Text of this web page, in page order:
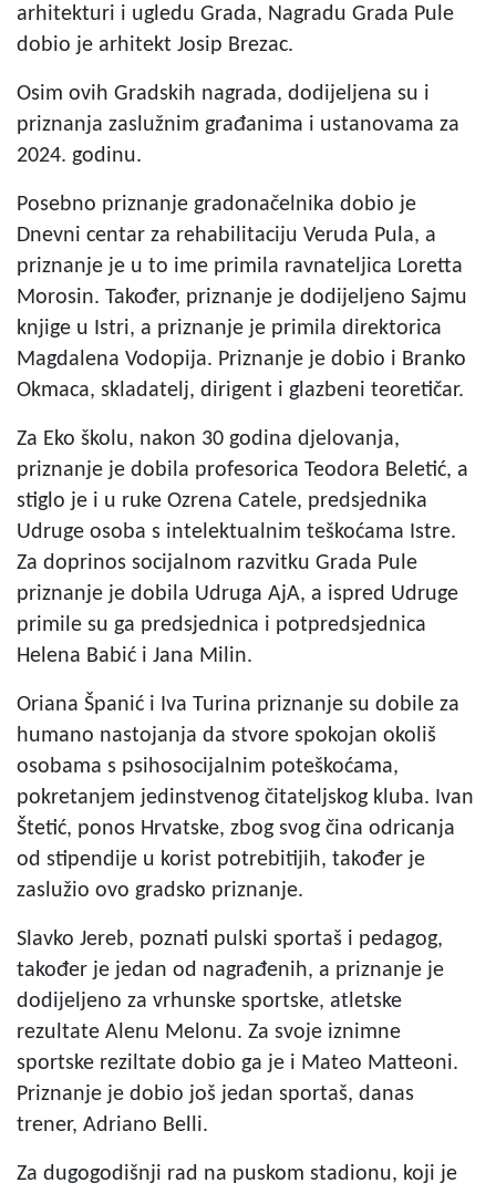
arhitekturi i ugledu Grada, Nagradu Grada Pule
dobio je arhitekt Josip Brezac.
Osim ovih Gradskih nagrada, dodijeljena su i
priznanja zaslužnim građanima i ustanovama za
2024. godinu.
Posebno priznanje gradonačelnika dobio je
Dnevni centar za rehabilitaciju Veruda Pula, a
priznanje je u to ime primila ravnateljica Loretta
Morosin. Također, priznanje je dodijeljeno Sajmu
knjige u Istri, a priznanje je primila direktorica
Magdalena Vodopija. Priznanje je dobio i Branko
Okmaca, skladatelj, dirigent i glazbeni teoretičar.
Za Eko školu, nakon 30 godina djelovanja,
priznanje je dobila profesorica Teodora Beletić, a
stiglo je i u ruke Ozrena Catele, predsjednika
Udruge osoba s intelektualnim teškoćama Istre.
Za doprinos socijalnom razvitku Grada Pule
priznanje je dobila Udruga AjA, a ispred Udruge
primile su ga predsjednica i potpredsjednica
Helena Babić i Jana Milin.
Oriana Španić i Iva Turina priznanje su dobile za
humano nastojanja da stvore spokojan okoliš
osobama s psihosocijalnim poteškoćama,
pokretanjem jedinstvenog čitateljskog kluba. Ivan
Štetić, ponos Hrvatske, zbog svog čina odricanja
od stipendije u korist potrebitijih, također je
zaslužio ovo gradsko priznanje.
Slavko Jereb, poznati pulski sportaš i pedagog,
također je jedan od nagrađenih, a priznanje je
dodijeljeno za vrhunske sportske, atletske
rezultate Alenu Melonu. Za svoje iznimne
sportske reziltate dobio ga je i Mateo Matteoni.
Priznanje je dobio još jedan sportaš, danas
trener, Adriano Belli.
Za dugogodišnji rad na puskom stadionu, koji je